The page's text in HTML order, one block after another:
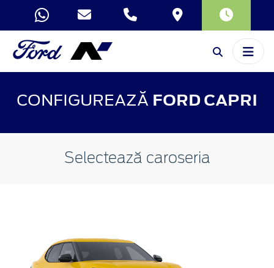
CONFIGUREAZĂ FORD CAPRI
Selectează caroseria